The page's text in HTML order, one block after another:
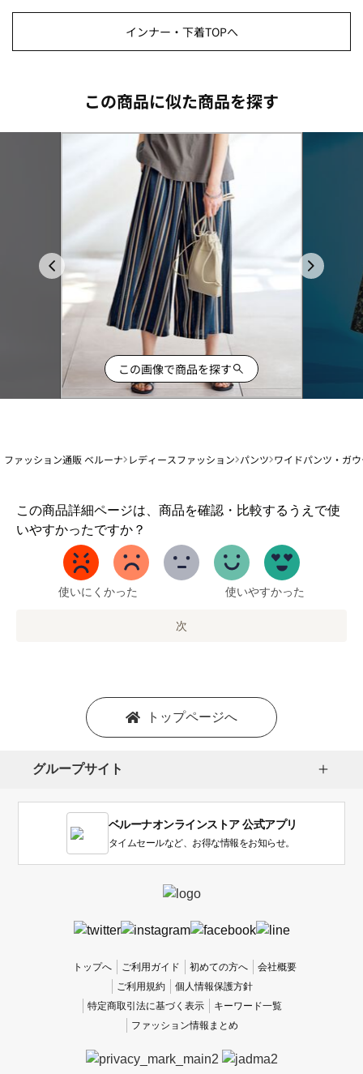
インナー・下着TOPへ
この商品に似た商品を探す
この画像で商品を探す
ファッション通販 ベルーナ レディースファッション パンツ ワイドパンツ・ガ
この商品詳細ページは、商品を確認・比較するうえで使
いやすかったですか？
1
か
い
使いにくかった 使いやすかった
次
トップページへ
グループサイト
ベルーナオンラインストア 公式アプリ
タイムセールなど、お得な情報をお知らせ。
トップへ ご利用ガイド 初めての方へ
会社概要
ご利用規約
個人情報保護方針
特定商取引法に基づく表示
キーワード一覧
ファッション情報まとめ